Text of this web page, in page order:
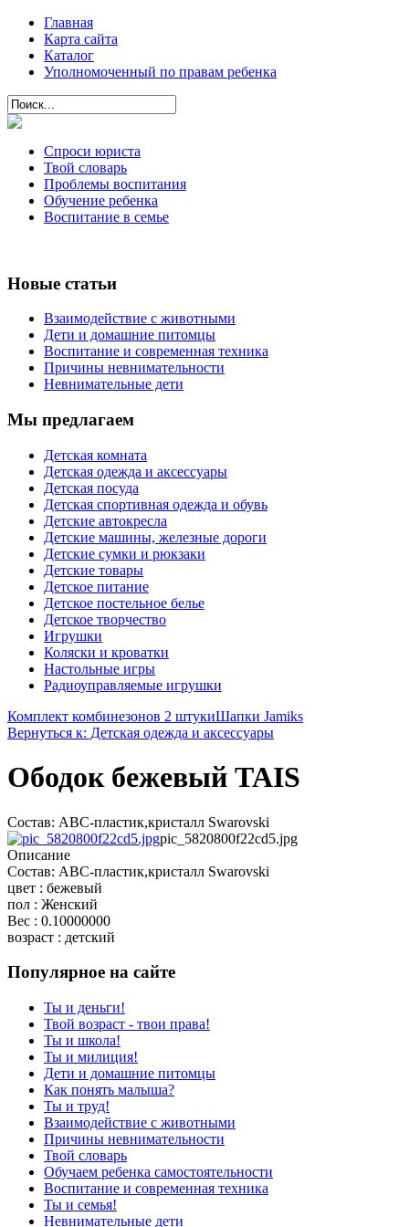
Главная
Карта сайта
Каталог
Уполномоченный по правам ребенка
Спроси юриста
Твой словарь
Проблемы воспитания
Обучение ребенка
Воспитание в семье
Новые статьи
Взаимодействие с животными
Дети и домашние питомцы
Воспитание и современная техника
Причины невнимательности
Невнимательные дети
Мы предлагаем
Детская комната
Детская одежда и аксессуары
Детская посуда
Детская спортивная одежда и обувь
Детские автокресла
Детские машины, железные дороги
Детские сумки и рюкзаки
Детские товары
Детское питание
Детское постельное белье
Детское творчество
Игрушки
Коляски и кроватки
Настольные игры
Радиоуправляемые игрушки
Комплект комбинезонов 2 штукиШапки Jamiks
Вернуться к: Детская одежда и аксессуары
Ободок бежевый TAIS
Состав: ABC-пластик,кристалл Swarovski
pic_5820800f22cd5.jpg
Описание
Состав: ABC-пластик,кристалл Swarovski
цвет : бежевый
пол : Женский
Вес : 0.10000000
возраст : детский
Популярное на сайте
Ты и деньги!
Твой возраст - твои права!
Ты и школа!
Ты и милиция!
Дети и домашние питомцы
Как понять малыша?
Ты и труд!
Взаимодействие с животными
Причины невнимательности
Твой словарь
Обучаем ребенка самостоятельности
Воспитание и современная техника
Ты и семья!
Невнимательные дети